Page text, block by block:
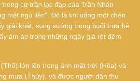
cư trần lạc đạo của Trần Nhân
mệt ngủ liền”. Đó là khi uống một chén
giải khát, sung sướng trong buổi trưa hè
ám áp trong những ngày giá rét đêm
lớn lên trong ánh mặt trời (Hỏa) và
mưa (Thủy), và được người dân thu